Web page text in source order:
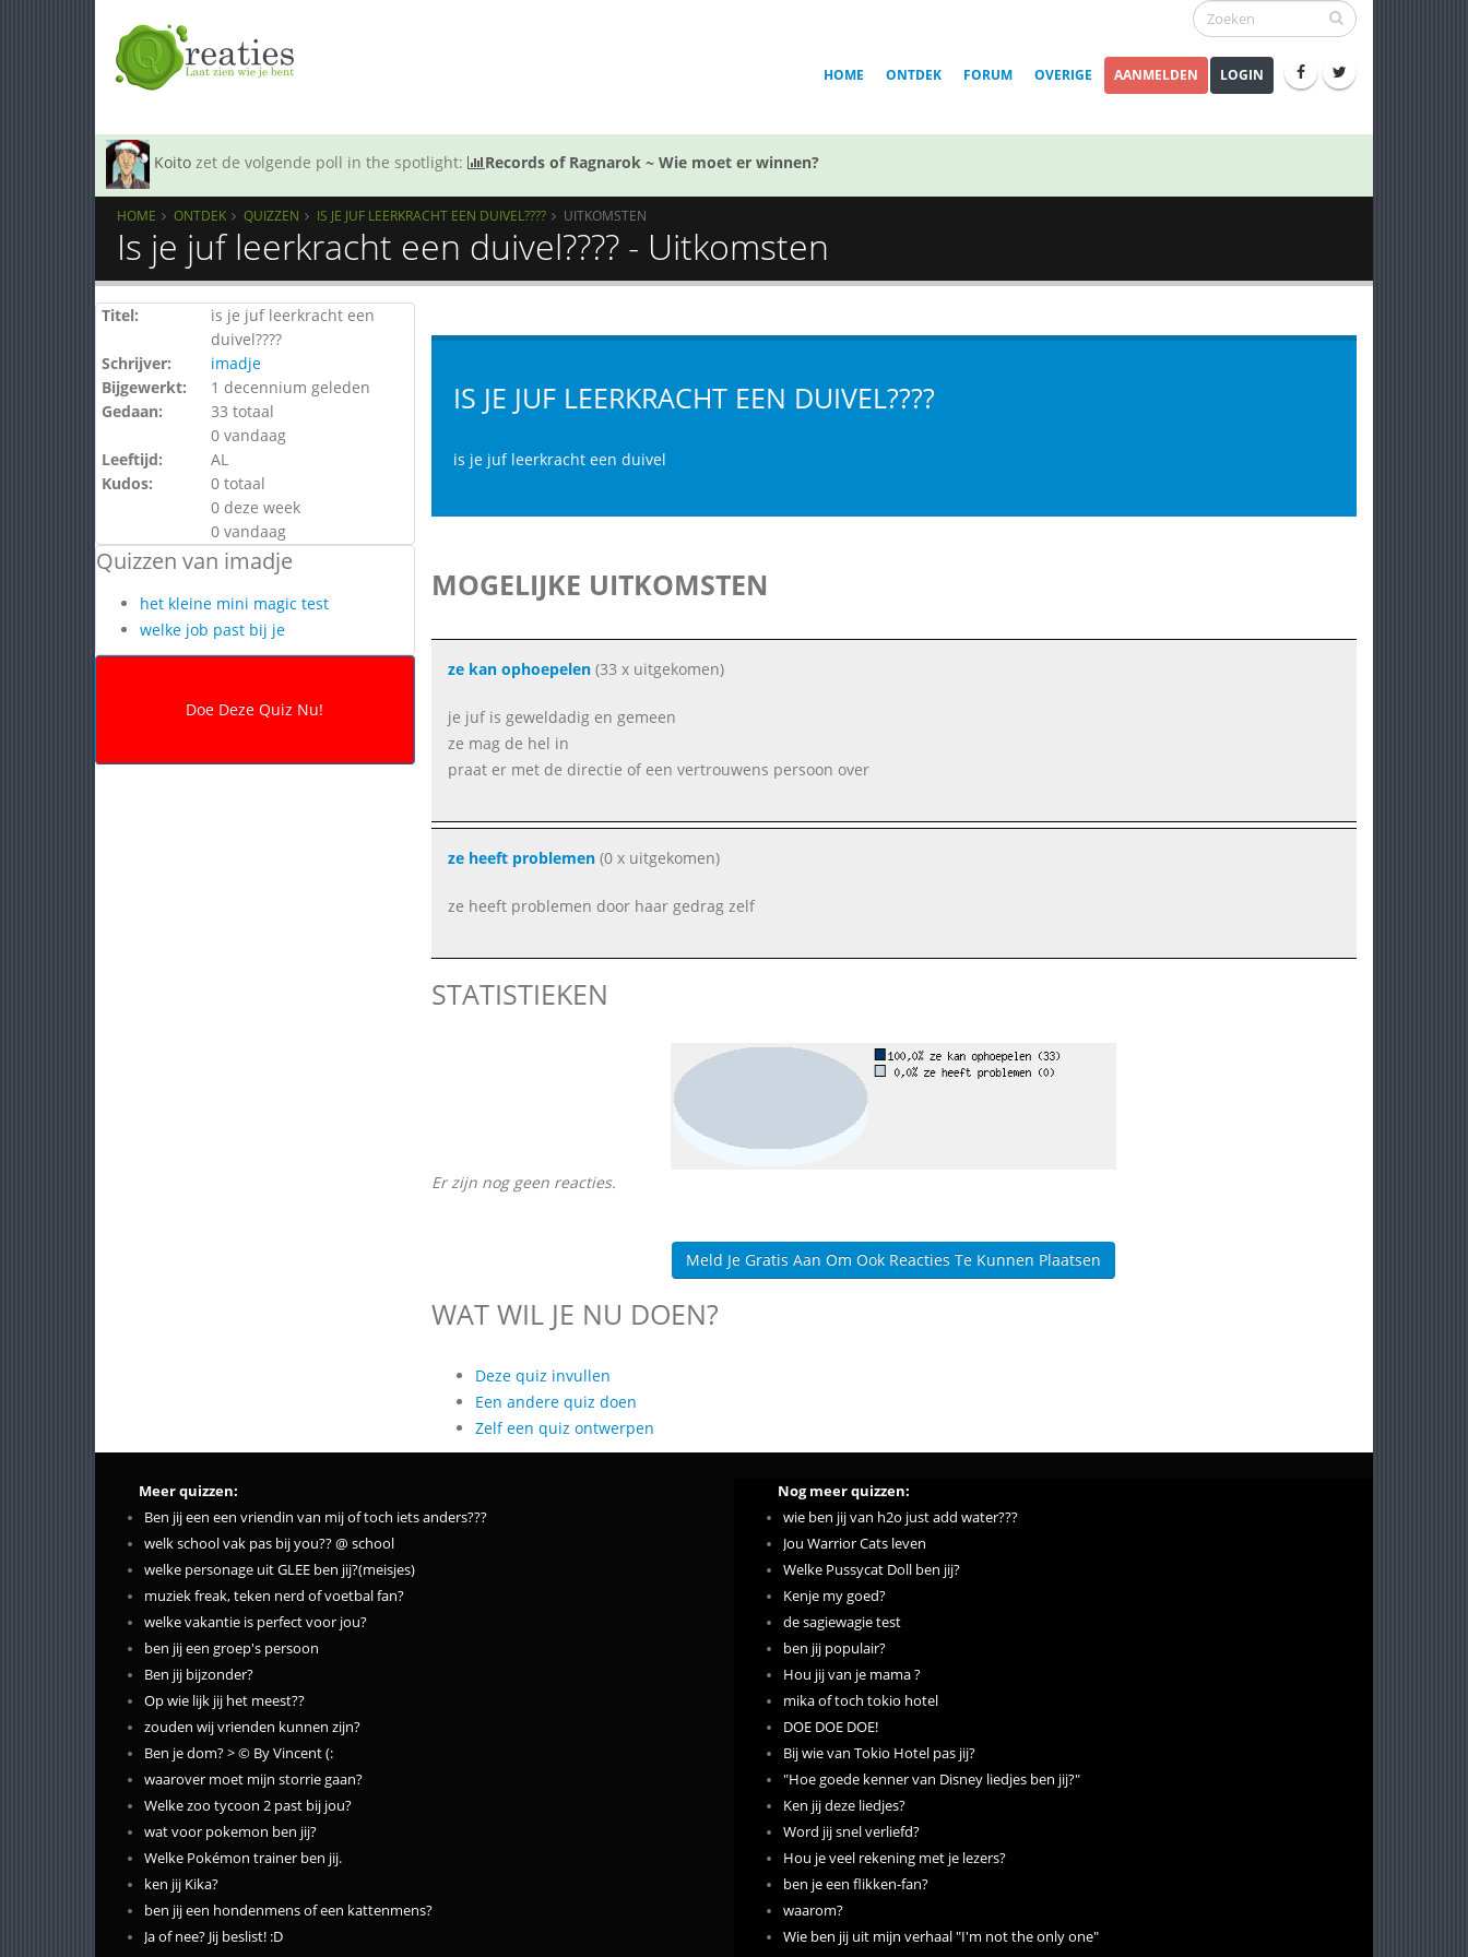
HOME ONTDEK FORUM OVERIGE AANMELDEN LOGIN
Koito zet de volgende poll in the spotlight: Records of Ragnarok ~ Wie moet er winnen?
HOME ONTDEK QUIZZEN IS JE JUF LEERKRACHT EEN DUIVEL???? UITKOMSTEN
Is je juf leerkracht een duivel???? - Uitkomsten
Titel:
is je juf leerkracht een
duivel????
Schrijver:
imadje
Bijgewerkt:
1 decennium geleden
Gedaan:
33 totaal
0 vandaag
Leeftijd:
AL
Kudos:
0 totaal
0 deze week
0 vandaag
Quizzen van imadje
het kleine mini magic test
welke job past bij je
IS JE JUF LEERKRACHT EEN DUIVEL????
is je juf leerkracht een duivel
MOGELIJKE UITKOMSTEN
ze kan ophoepelen(33 x uitgekomen)
je juf is geweldadig en gemeen
ze mag de hel in
praat er met de directie of een vertrouwens persoon over
ze heeft problemen(0 x uitgekomen)
ze heeft problemen door haar gedrag zelf
STATISTIEKEN
Er zijn nog geen reacties.
Meld Je Gratis Aan Om Ook Reacties Te Kunnen Plaatsen
WAT WIL JE NU DOEN?
Deze quiz invullen
Een andere quiz doen
Zelf een quiz ontwerpen
Meer quizzen:
Ben jij een een vriendin van mij of toch iets anders???
welk school vak pas bij you?? @ school
welke personage uit GLEE ben jij?(meisjes)
muziek freak, teken nerd of voetbal fan?
welke vakantie is perfect voor jou?
ben jij een groep's persoon
Ben jij bijzonder?
Op wie lijk jij het meest??
zouden wij vrienden kunnen zijn?
Ben je dom? > © By Vincent (:
waarover moet mijn storrie gaan?
Welke zoo tycoon 2 past bij jou?
wat voor pokemon ben jij?
Welke Pokémon trainer ben jij.
ken jij Kika?
ben jij een hondenmens of een kattenmens?
Ja of nee? Jij beslist! :D
Nog meer quizzen:
wie ben jij van h2o just add water???
Jou Warrior Cats leven
Welke Pussycat Doll ben jij?
Kenje my goed?
de sagiewagie test
ben jij populair?
Hou jij van je mama ?
mika of toch tokio hotel
DOE DOE DOE!
Bij wie van Tokio Hotel pas jij?
"Hoe goede kenner van Disney liedjes ben jij?"
Ken jij deze liedjes?
Word jij snel verliefd?
Hou je veel rekening met je lezers?
ben je een flikken-fan?
waarom?
Wie ben jij uit mijn verhaal "I'm not the only one"